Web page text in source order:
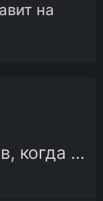
на
Туманский прав, когда так верно вас...